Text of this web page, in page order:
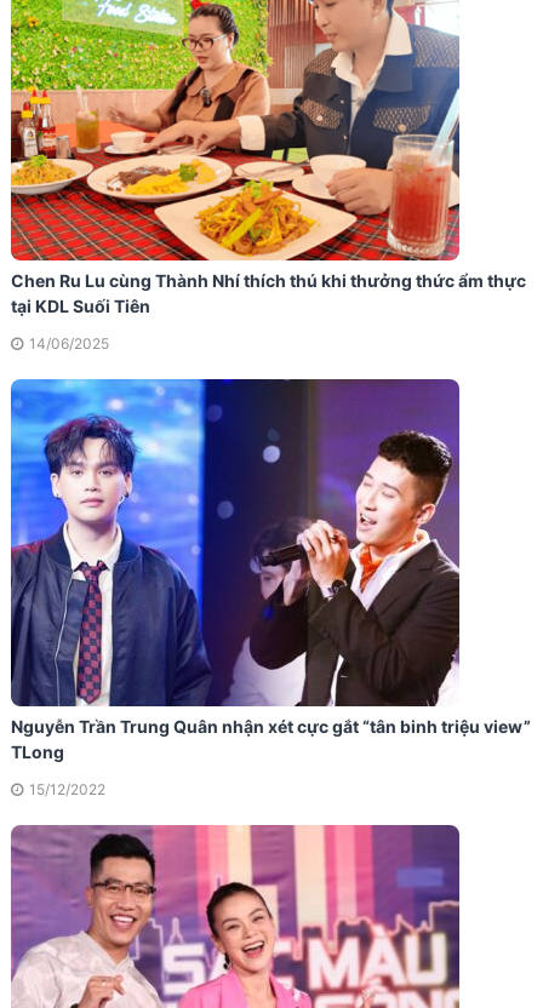
Chen Ru Lu cùng Thành Nhí thích thú khi thưởng thức ẩm thực
tại KDL Suối Tiên
14/06/2025
Nguyễn Trần Trung Quân nhận xét cực gắt “tân binh triệu view”
TLong
15/12/2022